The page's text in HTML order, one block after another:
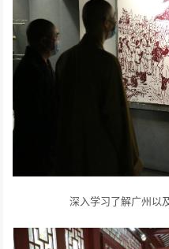
深入学习了解广州以